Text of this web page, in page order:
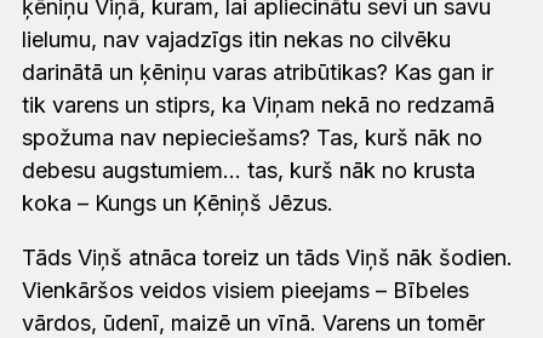
ķēniņu Viņā, kuram, lai apliecinātu sevi un savu
lielumu, nav vajadzīgs itin nekas no cilvēku
darinātā un ķēniņu varas atribūtikas? Kas gan ir
tik varens un stiprs, ka Viņam nekā no redzamā
spožuma nav nepieciešams? Tas, kurš nāk no
debesu augstumiem… tas, kurš nāk no krusta
koka – Kungs un Ķēniņš Jēzus.
Tāds Viņš atnāca toreiz un tāds Viņš nāk šodien.
Vienkāršos veidos visiem pieejams – Bībeles
vārdos, ūdenī, maizē un vīnā. Varens un tomēr